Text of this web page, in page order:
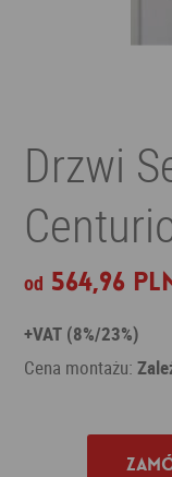
Drzwi
od 564,96
+VAT (8%/23%)
Cena montażu: